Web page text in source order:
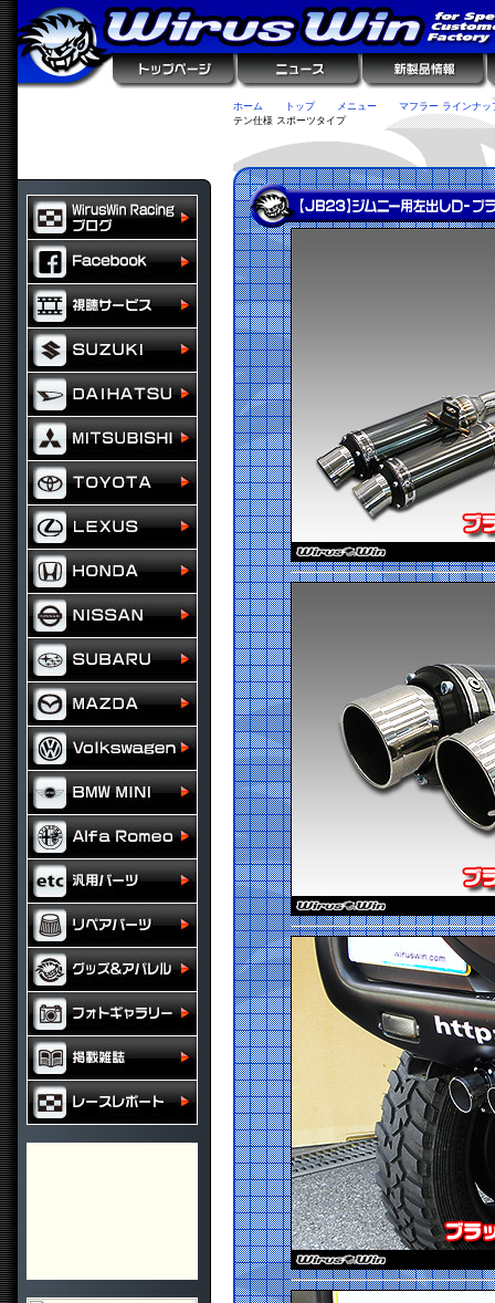
ホーム トップ メニュー
マフラー ラインナッ
テン仕様 スポーツタイプ